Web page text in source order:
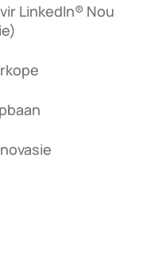
LinkedIn® Nou